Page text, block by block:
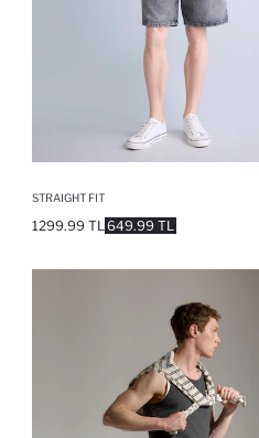
STRAIGHT FIT
649.99 TL
1299.99 TL